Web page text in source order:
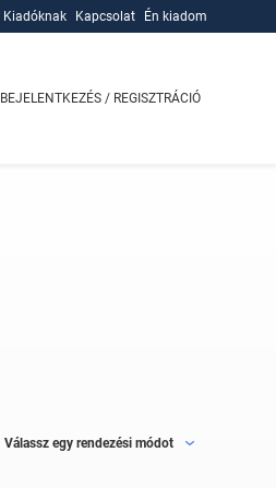
Kiadóknak
Kapcsolat Én kiadom
BEJELENTKEZÉS / REGISZTRÁCIÓ
Válassz egy rendezési módot